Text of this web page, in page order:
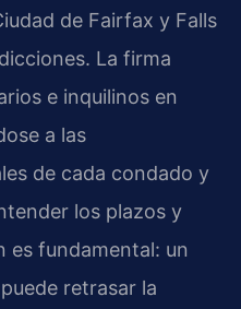
de Fairfax y Falls
La firma
e inquilinos en
a las
de cada condado y
los plazos y
es fundamental: un
retrasar la